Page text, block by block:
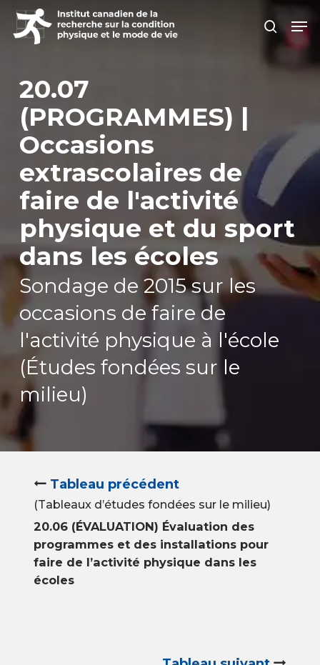
Skip
content
search
20.07
(PROGRAMMES) |
Occasions
extrascolaires de
faire de l'activité
physique et du sport
dans les écoles
Sondage de 2015 sur les
occasions de faire de
l'activité physique à l'école
(Études fondées sur le
milieu)
Tableau précédent
(Tableaux d’études fondées sur le milieu)
20.06 (ÉVALUATION) Évaluation des
programmes et des installations pour
faire de l’activité physique dans les
écoles
Close
Menu